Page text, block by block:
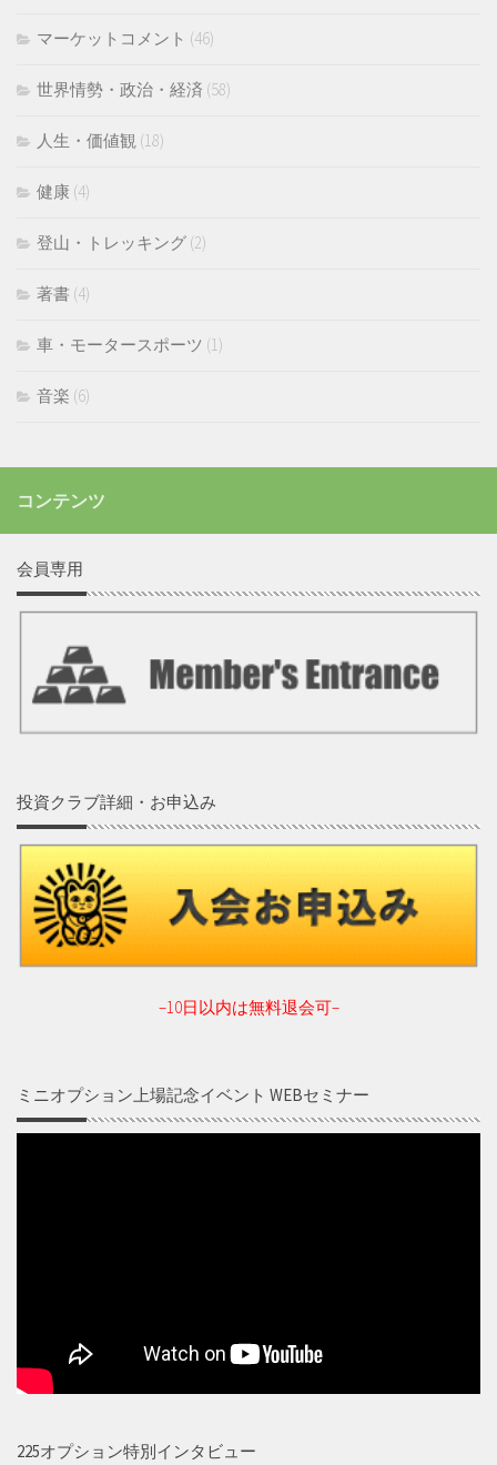
マーケットコメント (46)
世界情勢・政治・経済 (58)
人生・価値観 (18)
健康 (4)
登山・トレッキング (2)
著書 (4)
車・モータースポーツ (1)
音楽 (6)
コンテンツ
会員専用
投資クラブ詳細・お申込み
–10日以内は無料退会可–
ミニオプション上場記念イベント WEBセミナー
225オプション特別インタビュー